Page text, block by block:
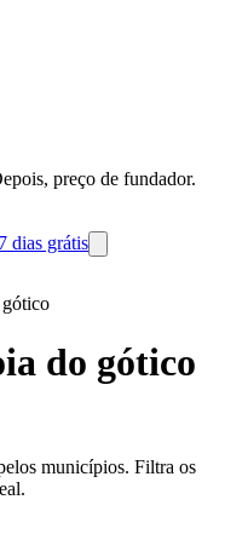
preço de fundador.
dias grátis
do gótico
municípios. Filtra os